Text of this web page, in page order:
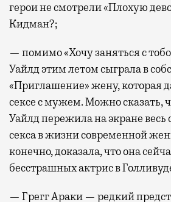
герои не смотрели «Плохую
Кидман?;
— помимо «Хочу заняться с
Уайлд этим летом сыграла в
«Приглашение» жену, которая
сексе с мужем. Можно сказать,
Уайлд пережила на экране весь
секса в жизни современной
конечно, доказала, что она
бесстрашных актрис в
— Грегг Араки — редкий